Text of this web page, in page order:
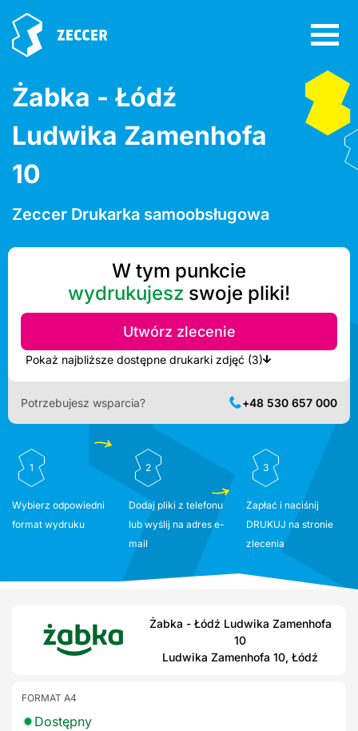
Żabka - Łódź
Ludwika Zamenhofa
10
Zeccer Drukarka samoobsługowa
W tym punkcie
wydrukujesz swoje pliki!
Utwórz zlecenie
Pokaż najbliższe dostępne drukarki zdjęć (3)
Potrzebujesz wsparcia? +48 530 657 000
1
Wybierz odpowiedni
format wydruku
2
Dodaj pliki z telefonu
lub wyślij na adres e-
mail
3
Zapłać i naciśnij
DRUKUJ na stronie
zlecenia
Żabka - Łódź Ludwika Zamenhofa
10
Ludwika Zamenhofa 10, Łódź
FORMAT A4
Dostępny